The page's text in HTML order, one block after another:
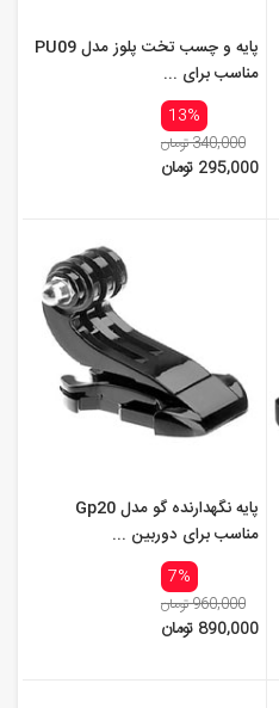
پایه و چسب تخت پلوز مدل PU09
مناسب برای ...
13%
340,000 تومان
295,000 تومان
پایه نگهدارنده گو مدل Gp20
مناسب برای دوربین ...
7%
960,000 تومان
890,000 تومان